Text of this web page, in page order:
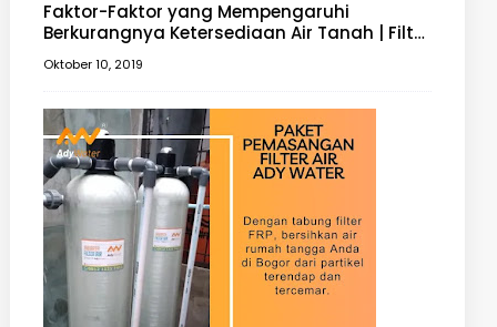
Faktor-Faktor yang Mempengaruhi
Berkurangnya Ketersediaan Air Tanah | Filter
Oktober 10, 2019